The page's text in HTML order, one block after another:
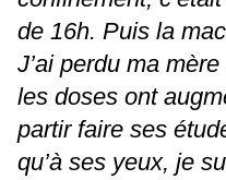
de 16h. Puis la
J’ai perdu ma
les doses ont
partir faire ses
qu’à ses yeux, je